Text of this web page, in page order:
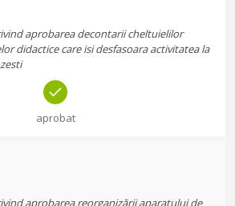
aprobarea decontarii cheltuielilor
didactice care isi desfasoara activitatea la
aprobat
aprobarea reorganizării aparatului de